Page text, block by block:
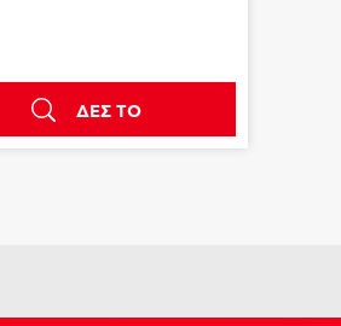
ΔΕΣ ΤΟ